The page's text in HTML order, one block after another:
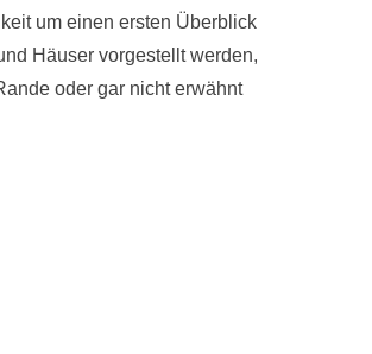
um einen ersten Überblick
Häuser vorgestellt werden,
oder gar nicht erwähnt